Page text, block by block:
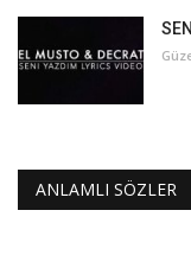
ANLAMLI SÖZLER